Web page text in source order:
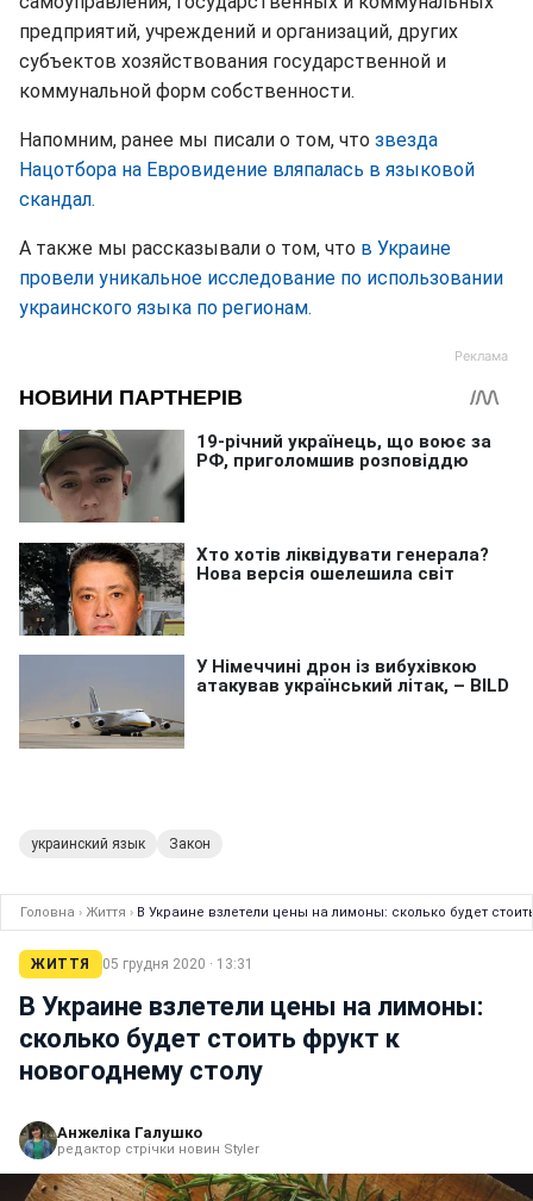
предприятий, учреждений и организаций, других
субъектов хозяйствования государственной и
коммунальной форм собственности.
Напомним, ранее мы писали о том, что звезда
Нацотбора на Евровидение вляпалась в языковой
скандал.
А также мы рассказывали о том, что в Украине
провели уникальное исследование по использовании
украинского языка по регионам.
украинский язык Закон
Головна › Життя › В Украине взлетели цены на лимоны: сколько будет
ЖИТТЯ 05 грудня 2020 · 13:31
В Украине взлетели цены на лимоны:
сколько будет стоить фрукт к
новогоднему столу
Анжеліка Галушко
редактор стрічки новин Styler